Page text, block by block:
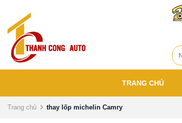
TRANG CHỦ
Trang chủ thay lốp michelin Camry